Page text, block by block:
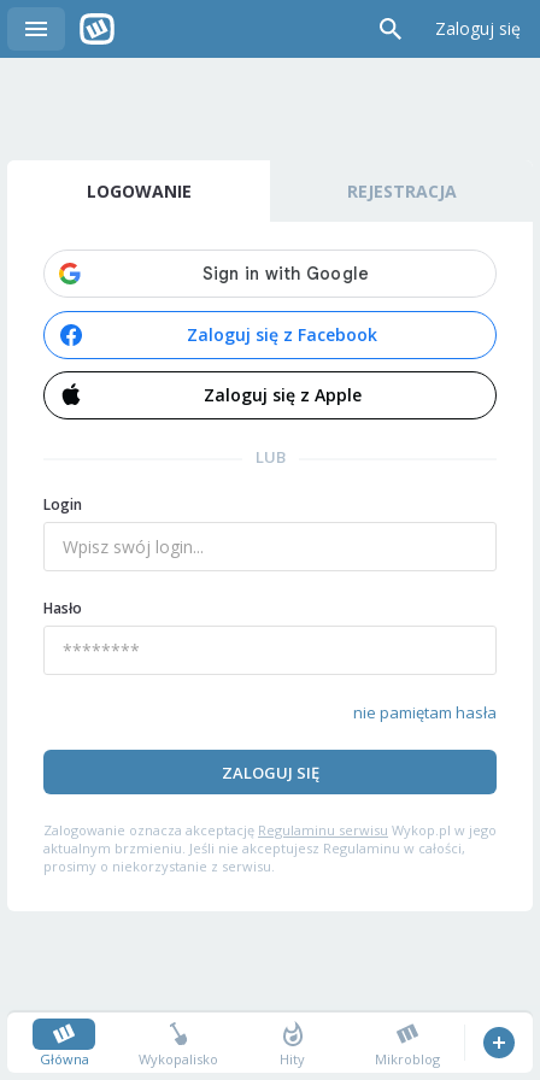
Zaloguj się
LOGOWANIE REJESTRACJA
Zaloguj się z Facebook
Zaloguj się z Apple
LUB
Login
Hasło
nie pamiętam hasła
ZALOGUJ SIĘ
Zalogowanie oznacza akceptację Regulaminu serwisu Wykop.pl w jego
aktualnym brzmieniu. Jeśli nie akceptujesz Regulaminu w całości,
prosimy o niekorzystanie z serwisu.
Główna Wykopalisko Hity Mikroblog